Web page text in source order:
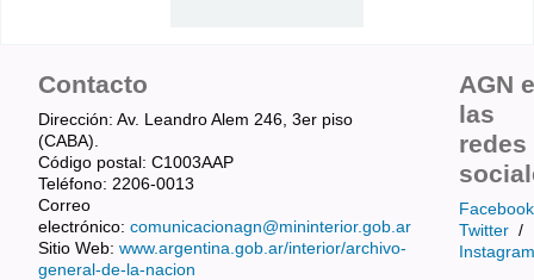
Contacto
Dirección: Av. Leandro Alem 246, 3er piso
(CABA).
Código postal: C1003AAP
Teléfono: 2206-0013
Correo
electrónico: comunicacionagn@mininterior.gob.ar
Sitio Web: www.argentina.gob.ar/interior/archivo-
general-de-la-nacion
AGN
las
redes
Facebook
Twitter /
Instagram